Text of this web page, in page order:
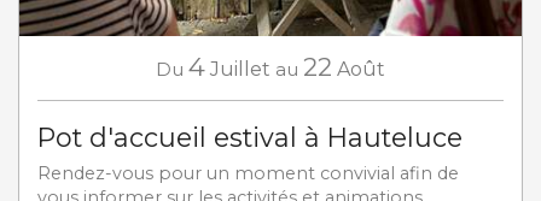
Du 4 Juillet au 22 Août
Pot d'accueil estival à Hauteluce
Rendez-vous pour un moment convivial afin de